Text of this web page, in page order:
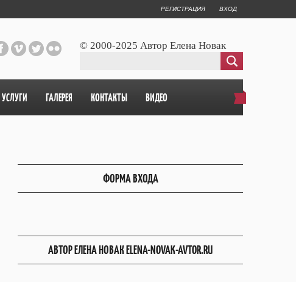
РЕГИСТРАЦИЯ ВХОД
© 2000-2025 Автор Елена Новак
УСЛУГИ ГАЛЕРЕЯ КОНТАКТЫ ВИДЕО
ФОРМА ВХОДА
АВТОР ЕЛЕНА НОВАК ELENA-NOVAK-AVTOR.RU